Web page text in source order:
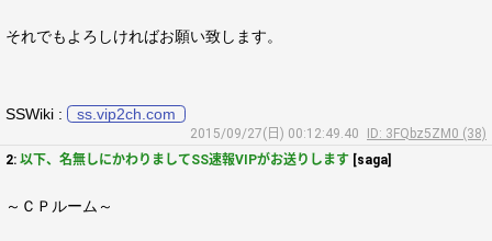
それでもよろしければお願い致します。
SSWiki : ss.vip2ch.com
2015/09/27(日) 00:12:49.40
ID: 3FQbz5ZM0 (38)
2: 以下、名無しにかわりましてSS速報VIPがお送りします [saga]
～ＣＰルーム～